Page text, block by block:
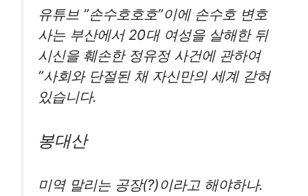
유튜브 ”손수호호호”이에 손수호 변호
사는 부산에서 20대 여성을 살해한 뒤
시신을 훼손한 정유정 사건에 관하여
”사회와 단절된 채 자신만의 세계 갇혀
있습니다.
봉대산
미역 말리는 공장(?)이라고 해야하나.